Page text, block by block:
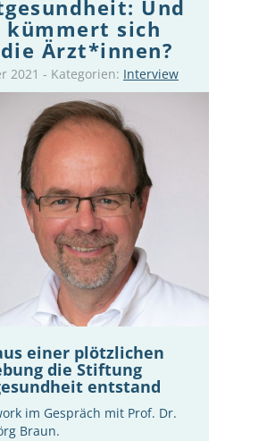
Und
kümmert sich
Ärzt*innen?
2021 - Kategorien: Interview
einer plötzlichen
die Stiftung
entstand
im Gespräch mit Prof. Dr.
Braun.